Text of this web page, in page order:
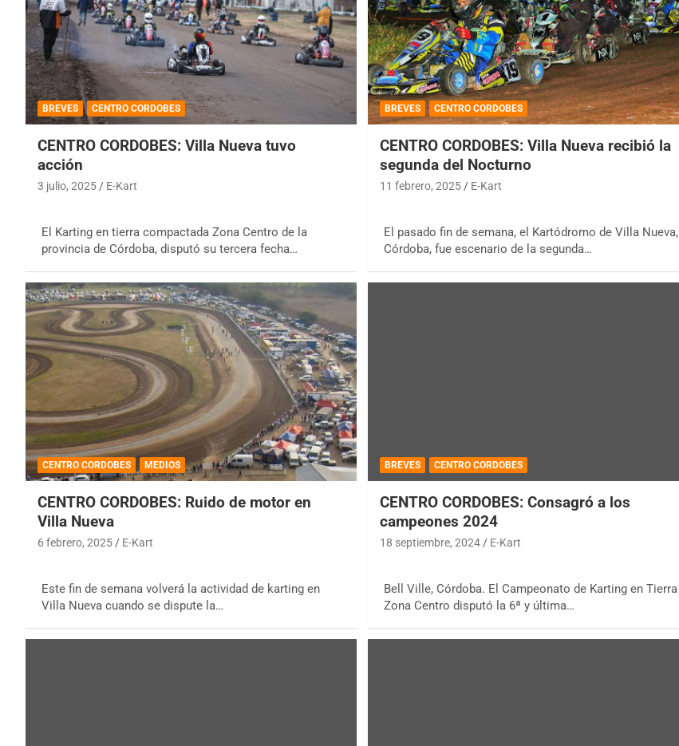
BREVES CENTRO CORDOBES
CENTRO CORDOBES: Villa Nueva tuvo
acción
3 julio, 2025 E-Kart
El Karting en tierra compactada Zona Centro de la
provincia de Córdoba, disputó su tercera fecha…
BREVES CENTRO CORDOBES
CENTRO CORDOBES: Villa Nueva recibió la
segunda del Nocturno
11 febrero, 2025 E-Kart
El pasado fin de semana, el Kartódromo de Villa Nueva,
Córdoba, fue escenario de la segunda…
CENTRO CORDOBES MEDIOS
CENTRO CORDOBES: Ruido de motor en
Villa Nueva
6 febrero, 2025 E-Kart
Este fin de semana volverá la actividad de karting en
Villa Nueva cuando se dispute la…
BREVES CENTRO CORDOBES
CENTRO CORDOBES: Consagró a los
campeones 2024
18 septiembre, 2024 E-Kart
Bell Ville, Córdoba. El Campeonato de Karting en Tierra
Zona Centro disputó la 6ª y última…